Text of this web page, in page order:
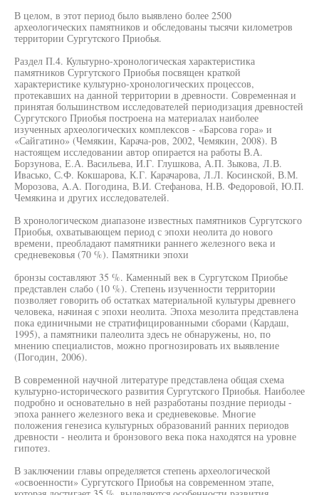
В целом, в этот период было выявлено более 2500
археологических памятников и обследованы тысячи километров
территории Сургутского Приобья.
Раздел П.4. Культурно-хронологическая характеристика
памятников Сургутского Приобья посвящен краткой
характеристике культурно-хронологических процессов,
протекавших на данной территории в древности. Современная и
принятая большинством исследователей периодизация древностей
Сургутского Приобья построена на материалах наиболее
изученных археологических комплексов - «Барсова гора» и
«Сайгатино» (Чемякин, Карача-ров, 2002, Чемякин, 2008). В
настоящем исследовании автор опирается на работы В.А.
Борзунова, Е.А. Васильева, И.Г. Глушкова, А.П. Зыкова, Л.В.
Ивасько, С.Ф. Кокшарова, К.Г. Карачарова, Л.Л. Косинской, В.М.
Морозова, A.A. Погодина, В.И. Стефанова, Н.В. Федоровой, Ю.П.
Чемякина и других исследователей.
В хронологическом диапазоне известных памятников Сургутского
Приобья, охватывающем период с эпохи неолита до нового
времени, преобладают памятники раннего железного века и
средневековья (70 %). Памятники эпохи
бронзы составляют 35 %. Каменный век в Сургутском Приобье
представлен слабо (10 %). Степень изученности территории
позволяет говорить об остатках материальной культуры древнего
человека, начиная с эпохи неолита. Эпоха мезолита представлена
пока единичными не стратифицированными сборами (Кардаш,
1995), а памятники палеолита здесь не обнаружены, но, по
мнению специалистов, можно прогнозировать их выявление
(Погодин, 2006).
В современной научной литературе представлена общая схема
культурно-исторического развития Сургутского Приобья. Наиболее
подробно и основательно в ней разработаны поздние периоды -
эпоха раннего железного века и средневековье. Многие
положения генезиса культурных образований ранних периодов
древности - неолита и бронзового века пока находятся на уровне
гипотез.
В заключении главы определяется степень археологической
«освоенности» Сургутского Приобья на современном этапе,